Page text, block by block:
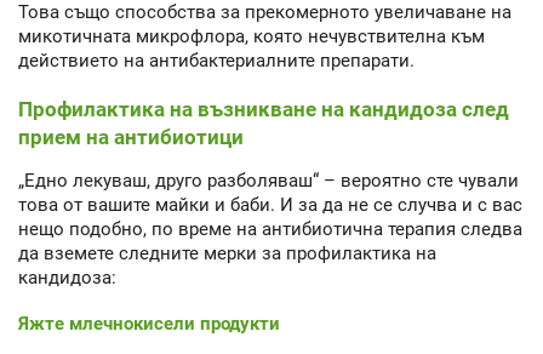
Това също способства за прекомерното увеличаване на
микотичната микрофлора, която нечувствителна към
действието на антибактериалните препарати.
Профилактика на възникване на кандидоза след
прием на антибиотици
„Едно лекуваш, друго разболяваш“ – вероятно сте чували
това от вашите майки и баби. И за да не се случва и с вас
нещо подобно, по време на антибиотична терапия следва
да вземете следните мерки за профилактика на
кандидоза:
Яжте млечнокисели продукти